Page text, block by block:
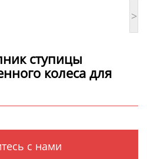
>
ступицы
колеса для
с нами